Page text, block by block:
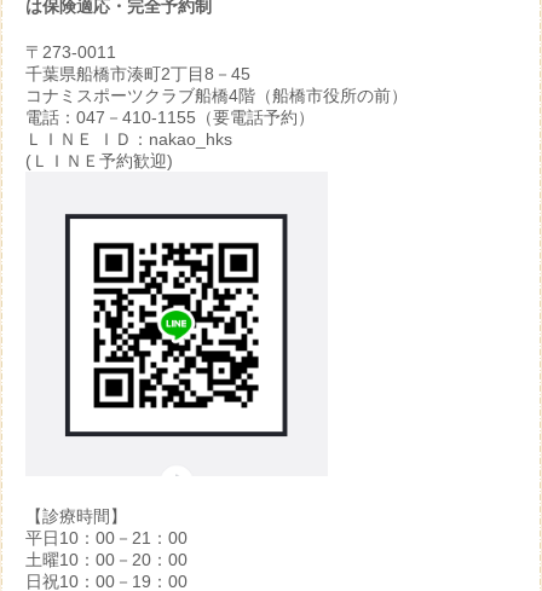
は保険適応・完全予約制
〒273-0011
千葉県船橋市湊町2丁目8－45
コナミスポーツクラブ船橋4階（船橋市役所の前）
電話：047－410-1155（要電話予約）
ＬＩＮＥ ＩＤ：nakao_hks
(ＬＩＮＥ予約歓迎)
【診療時間】
平日10：00－21：00
土曜10：00－20：00
日祝10：00－19：00